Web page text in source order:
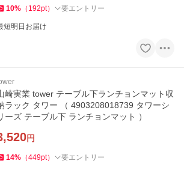
10% （ 192pt） 要エントリー
短明日お届け
崎実業 tower テーブル下ランチョンマット収
ラック タワー （ 4903208018739 タワーシ
ーズ テーブル下 ランチョンマット ）
円
14% （449pt） 要エントリー